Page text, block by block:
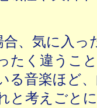
合、気に入っ
たく違うこ
る音楽ほど
と考えごと